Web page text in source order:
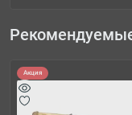
Акция